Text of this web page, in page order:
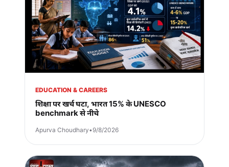
EDUCATION & CAREERS
शिक्षा पर खर्च घटा, भारत 15% के UNESCO
benchmark से नीचे
Apurva Choudhary•9/8/2026